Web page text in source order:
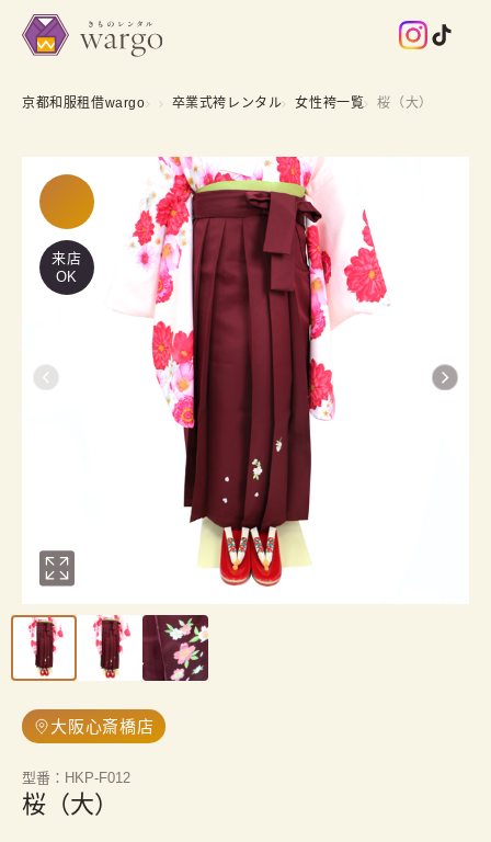
京都和服租借wargo 卒業式袴レンタル 女性袴一覧 桜（大）
来店
OK
大阪心斎橋店
型番 ： HKP-F012
桜（大）